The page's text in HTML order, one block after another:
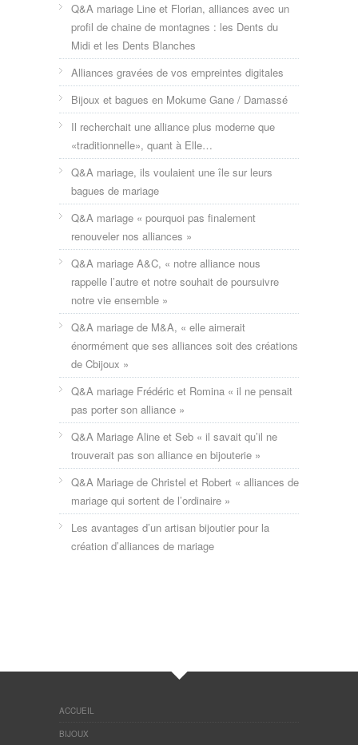
Q&A mariage Line et Florian, alliances avec un
profil de chaine de montagnes : les Dents du
Midi et les Dents Blanches
Alliances gravées de vos empreintes digitales
Bijoux et bagues en Mokume Gane / Damassé
Il recherchait une alliance plus moderne que
«traditionnelle», quant à Elle…
Q&A mariage, ils voulaient une île sur leurs
bagues de mariage
Q&A mariage « pourquoi pas finalement
renouveler nos alliances »
Q&A mariage A&C, « notre alliance nous
rappelle l’autre et notre souhait de poursuivre
notre vie ensemble »
Q&A mariage de M&A, « elle aimerait
énormément que ses alliances soit des créations
de Cbijoux »
Q&A mariage Frédéric et Romina « il ne pensait
pas porter son alliance »
Q&A Mariage Aline et Seb « il savait qu’il ne
trouverait pas son alliance en bijouterie »
Q&A Mariage de Christel et Robert « alliances de
mariage qui sortent de l’ordinaire »
Les avantages d’un artisan bijoutier pour la
création d’alliances de mariage
ACCUEIL
BIJOUX